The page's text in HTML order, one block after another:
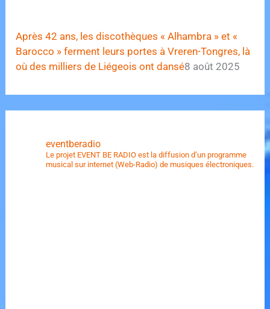
Après 42 ans, les discothèques « Alhambra » et «
Barocco » ferment leurs portes à Vreren-Tongres, là
où des milliers de Liégeois ont dansé8 août 2025
eventberadio
Le projet EVENT BE RADIO est la diffusion d’un programme
musical sur internet (Web-Radio) de musiques électroniques.